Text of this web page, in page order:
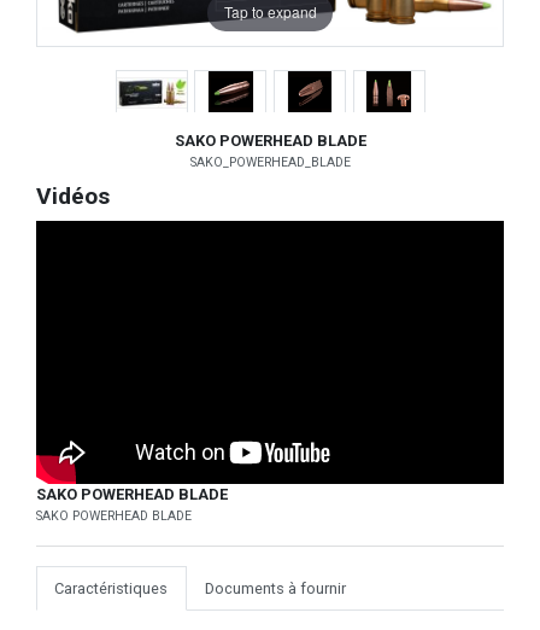
Tap to expand
SAKO POWERHEAD BLADE
SAKO_POWERHEAD_BLADE
Vidéos
SAKO POWERHEAD BLADE
SAKO POWERHEAD BLADE
Caractéristiques Documents à fournir